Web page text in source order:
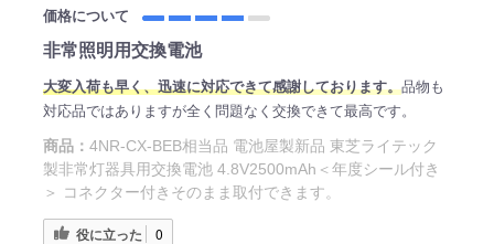
価格について
非常照明用交換電池
大変入荷も早く、迅速に対応できて感謝しております。品物も
対応品ではありますが全く問題なく交換できて最高です。
商品： 4NR-CX-BEB相当品 電池屋製新品 東芝ライテック
製非常灯器具用交換電池 4.8V2500mAh＜年度シール付き
＞ コネクター付きそのまま取付できます。
役に立った 0